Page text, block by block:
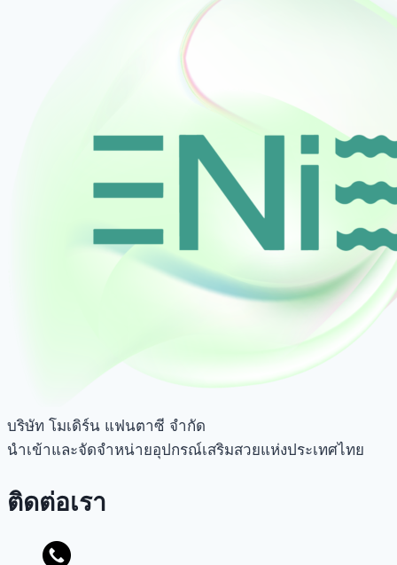
บริษัท โมเดิร์น แฟนตาซี จำกัด
นำเข้าและจัดจำหน่ายอุปกรณ์เสริมสวยแห่งประเทศไทย
ติดต่อเรา